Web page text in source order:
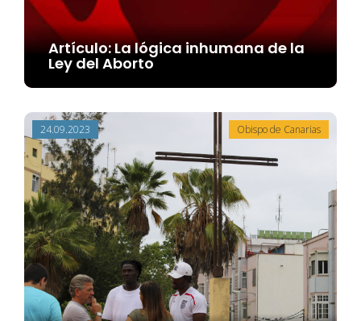
Artículo: La lógica inhumana de la
Ley del Aborto
24.09.2023 Obispo de Canarias